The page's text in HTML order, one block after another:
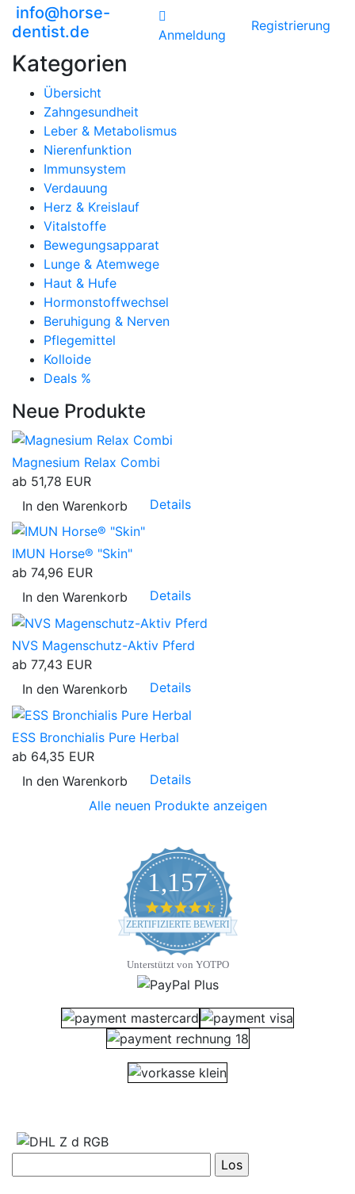
info@horse-
dentist.de
Anmeldung
Registrierung
Kategorien
Übersicht
Zahngesundheit
Leber & Metabolismus
Nierenfunktion
Immunsystem
Verdauung
Herz & Kreislauf
Vitalstoffe
Bewegungsapparat
Lunge & Atemwege
Haut & Hufe
Hormonstoffwechsel
Beruhigung & Nerven
Pflegemittel
Kolloide
Deals %
Neue Produkte
Magnesium Relax Combi
ab 51,78 EUR
In den Warenkorb
Details
IMUN Horse® "Skin"
ab 74,96 EUR
In den Warenkorb
Details
NVS Magenschutz-Aktiv Pferd
ab 77,43 EUR
In den Warenkorb
Details
ESS Bronchialis Pure Herbal
ab 64,35 EUR
In den Warenkorb
Details
Alle neuen Produkte anzeigen
1,157
4.7 star rating
ZERTIFIZIERTE BEWERTUNGEN
Unterstützt von YOTPO